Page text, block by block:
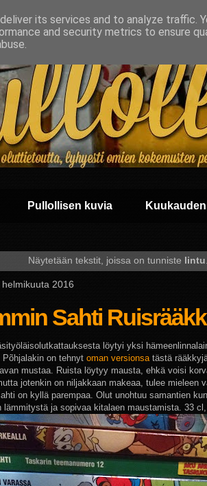
Pullollisen kuvia
Näytetään tekstit, joissa on tunniste lintu.
2016
Sahti
löytyi yksi
on tehnyt oman versionsa tästä
mustaa. Ruista löytyy mausta, ehkä voisi
jotenkin on niljakkaan makeaa, tulee mieleen
on kyllä parempaa. Olut unohtuu samantien
lämmitystä ja sopivaa kitalaen maustamista. 33
its services and to analyze traffic.
and security metrics to ensure